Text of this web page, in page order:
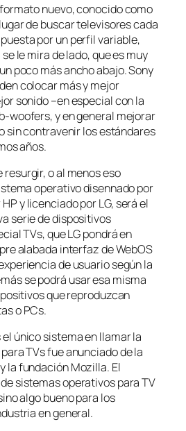
nuevo, conocido como
de buscar televisores cada
por un perfil variable,
le mira de lado, que es muy
poco más ancho abajo. Sony
colocar más y mejor
sonido –en especial con la
woofers, y en general mejorar
sin contravenir los estándares
años.
resurgir, o al menos eso
operativo disennado por
y licenciado por LG, será el
serie de dispositivos
TVs, que LG pondrá en
alabada interfaz de WebOS
de usuario según la
se podrá usar esa misma
que reproduzcan
o PCs.
el único sistema en llamar la
TVs fue anunciado de la
la fundación Mozilla. El
sistemas operativos para TV
algo bueno para los
en general.